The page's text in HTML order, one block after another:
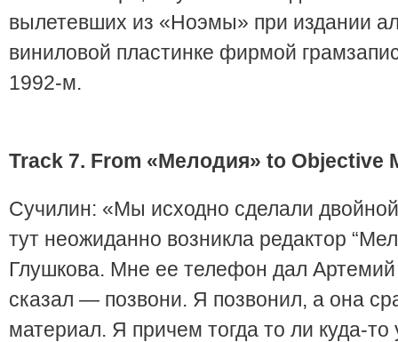
вылетевших из «Ноэмы» при издании
виниловой пластинке фирмой
1992-м.
Track 7. From «Мелодия» to Objective
Сучилин: «Мы исходно сделали
тут неожиданно возникла редактор
Глушкова. Мне ее телефон дал
сказал — позвони. Я позвонил, а она
материал. Я причем тогда то ли куда-то